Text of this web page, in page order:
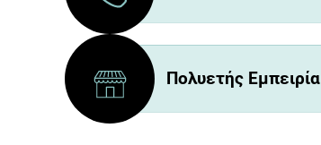
Πολυετής Εμπειρία